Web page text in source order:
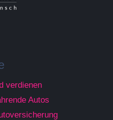
verdienen
Autos